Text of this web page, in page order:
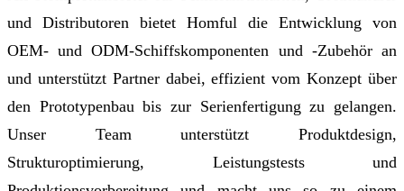
und Distributoren bietet Homful die Entwicklung von
OEM- und ODM-Schiffskomponenten und -Zubehör an
und unterstützt Partner dabei, effizient vom Konzept über
den Prototypenbau bis zur Serienfertigung zu gelangen.
Unser Team unterstützt Produktdesign,
Strukturoptimierung, Leistungstests und